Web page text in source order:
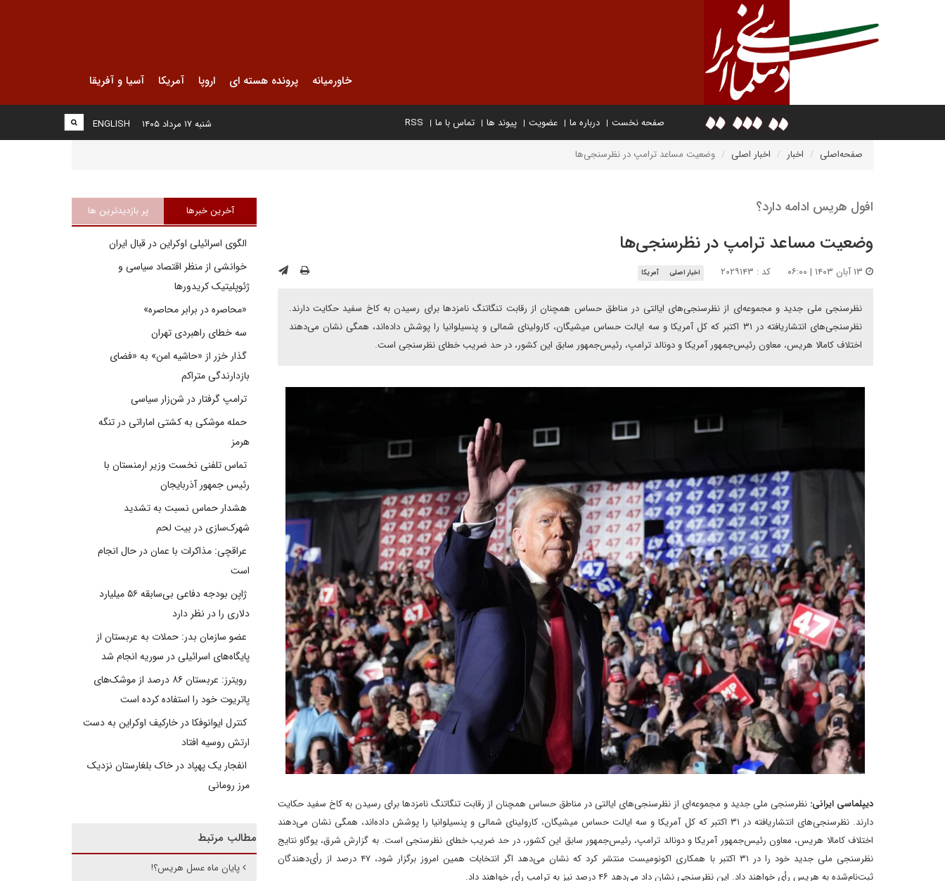
خاورمیانه پرونده هسته ای اروپا آمریکا آسیا و آفریقا
صفحه نخست درباره ما عضویت پیوند ها تماس با ما RSS
ENGLISH شنبه ۱۷ مرداد ۱۴۰۵
صفحه‌اصلی اخبار اخبار اصلی وضعیت مساعد ترامپ در نظرسنجی‌ها
افول هریس ادامه دارد؟
وضعیت مساعد ترامپ در نظرسنجی‌ها
کد : ۲۰۲۹۱۴۳ اخبار اصلی آمریکا
نظرسنجی ملی جدید و مجموعه‌ای از نظرسنجی‌های ایالتی در مناطق حساس همچنان از رقابت تنگاتنگ نامزدها برای رسیدن به کاخ سفید حکایت دارند.
نظرسنجی‌های انتشاریافته در ۳۱ اکتبر که کل آمریکا و سه ایالت حساس میشیگان، کارولینای شمالی و پنسیلوانیا‌ را پوشش داده‌اند، همگی نشان می‌دهند
‌اختلاف کامالا هریس، معاون رئیس‌جمهور آمریکا‌ و دونالد ترامپ، رئیس‌جمهور سابق این کشور، در حد ضریب خطای نظرسنجی است.
دیپلماسی ایرانی:نظرسنجی ملی جدید و مجموعه‌ای از نظرسنجی‌های ایالتی در مناطق حساس همچنان از رقابت تنگاتنگ نامزدها برای رسیدن به کاخ سفید حکایت
دارند. نظرسنجی‌های انتشاریافته در ۳۱ اکتبر که کل آمریکا و سه ایالت حساس میشیگان، کارولینای شمالی و پنسیلوانیا‌ را پوشش داده‌اند، همگی نشان می‌دهند
‌اختلاف کامالا هریس، معاون رئیس‌جمهور آمریکا‌ و دونالد ترامپ، رئیس‌جمهور سابق این کشور، در حد ضریب خطای نظرسنجی است. به گزارش شرق، یوگاو نتایج
نظرسنجی ملی جدید خود را در ۳۱ اکتبر با همکاری اکونومیست منتشر کرد که نشان می‌دهد اگر انتخابات همین امروز برگزار شود، ۴۷ درصد از رأی‌دهندگان
ثبت‌نام‌شده به هریس رأی خواهند داد. این نظرسنجی نشان داد می‌دهد ۴۶ درصد نیز به ترامپ رأی خواهند داد.
آخرین خبرها پر بازدیدترین ها
الگوی اسرائیلی اوکراین در قبال ایران
خوانشی از منظر اقتصاد سیاسی و
ژئوپلیتیک کریدورها
«محاصره در برابر محاصره»
سه خطای راهبردی تهران
گذار خزر از «حاشیه امن» به «فضای
بازدارندگی متراکم
ترامپ گرفتار در شن‌زار سیاسی
حمله موشکی به کشتی اماراتی در تنگه
هرمز
تماس تلفنی نخست وزیر ارمنستان با
رئیس جمهور آذربایجان
هشدار حماس نسبت به تشدید
شهرک‌سازی در بیت‌ لحم
عراقچی: مذاکرات با عمان در حال انجام
است
ژاپن بودجه دفاعی بی‌سابقه ۵۶ میلیارد
دلاری را در نظر دارد
عضو سازمان بدر: حملات به عربستان از
پایگاه‌های اسرائیلی در سوریه انجام شد
رویترز: عربستان ۸۶ درصد از موشک‌های
پاتریوت خود را استفاده کرده است
کنترل ایوانوفکا در خارکیف اوکراین به دست
ارتش روسیه افتاد
انفجار یک پهپاد در خاک بلغارستان نزدیک
مرز رومانی
مطالب مرتبط
پایان ماه عسل هریس؟!